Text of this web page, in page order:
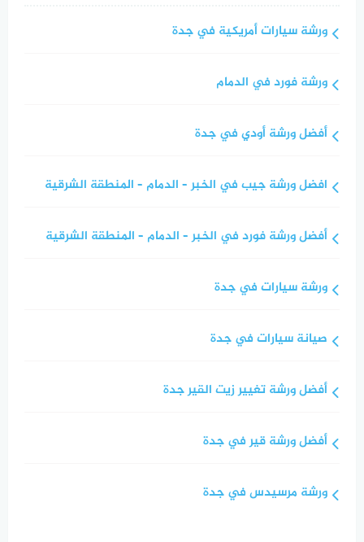
ورشة سيارات أمريكية في جدة
ورشة فورد في الدمام
أفضل ورشة أودي في جدة
افضل ورشة جيب في الخبر – الدمام – المنطقة الشرقية
أفضل ورشة فورد في الخبر – الدمام – المنطقة الشرقية
ورشة سيارات في جدة
صيانة سيارات في جدة
أفضل ورشة تغيير زيت القير جدة
أفضل ورشة قير في جدة
ورشة مرسيدس في جدة